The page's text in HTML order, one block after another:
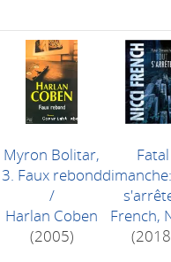
Myron Bolitar,
3. Faux rebond
/
Harlan Coben
(2005)
Fatal
French,